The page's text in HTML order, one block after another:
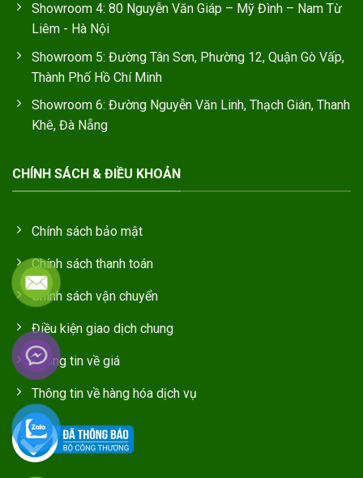
Showroom 4: 80 Nguyễn Văn Giáp – Mỹ Đình – Nam Từ
Liêm - Hà Nội
Showroom 5: Đường Tân Sơn, Phường 12, Quận Gò Vấp,
Thành Phố Hồ Chí Minh
Showroom 6: Đường Nguyễn Văn Linh, Thạch Gián, Thanh
Khê, Đà Nẵng
CHÍNH SÁCH & ĐIỀU KHOẢN
Chính sách bảo mật
Chính sách thanh toán
Chính sách vận chuyển
Điều kiện giao dịch chung
Thông tin về giá
Thông tin về hàng hóa dịch vụ